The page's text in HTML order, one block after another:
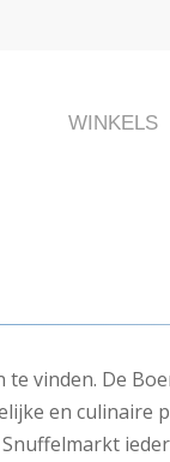
WINKELS
vinden. De
en